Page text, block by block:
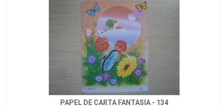
PAPEL DE CARTA FANTASIA - 134